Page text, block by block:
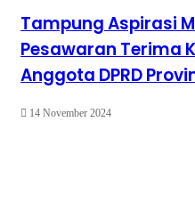
Tampung Aspirasi
Pesawaran Terima
Anggota DPRD
14 November 2024